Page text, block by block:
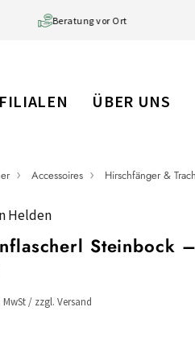
Beratung vor Ort
FILIALEN ÜBER UNS
Accessoires Hirschfänger &
Helden
Steinbock
MwSt / zzgl. Versand